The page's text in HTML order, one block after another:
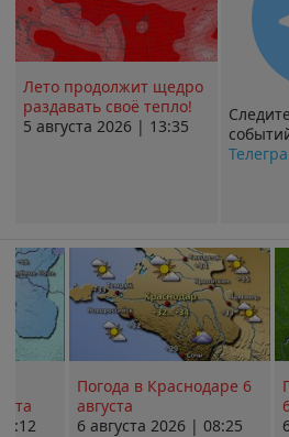
Лето продолжит щедро
раздавать своё тепло!
5 августа 2026 | 13:35
Погода в Краснодаре 6
августа
6 августа 2026 | 08:25